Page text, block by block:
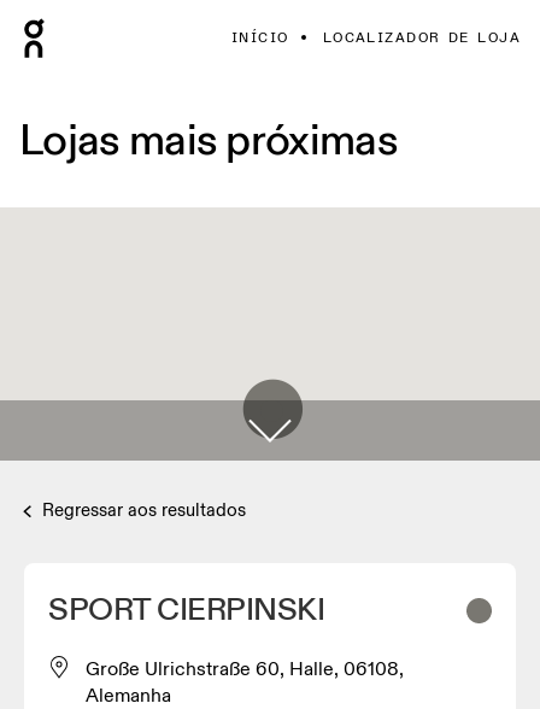
INÍCIO LOCALIZADOR DE LOJA
Lojas mais próximas
Regressar aos resultados
SPORT CIERPINSKI
Große Ulrichstraße 60, Halle, 06108,
Alemanha